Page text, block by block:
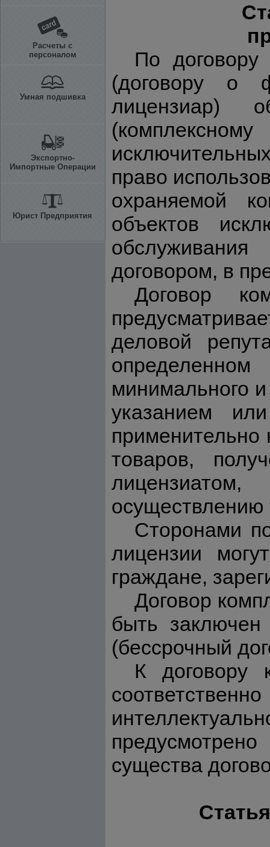
Расчеты с
персоналом
Умная подшивка
Экспортно-
Импортные Операции
Юрист Предприятия
По договору
(договору о
лицензиар)
право
охраняемой
объектов
договором, в
Договор
деловой
минимального
указанием
применительно
товаров,
осуществлению
Сторонами
лицензии
граждане,
Договор
быть
(бессрочный
К договору
существа